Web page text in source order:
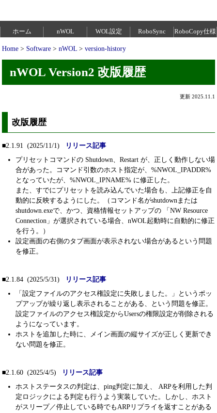
ホーム nWOL WOL設定 RoboSync RoboCopy仕様
Home > Software > nWOL > version-history
nWOL Version2 改版履歴
更新 2025.11.1
改版履歴
■2.1.91 (2025/11/1)
リリース記事
プリセットコマンドの Shutdown、Restart が、正しく動作しない場
合があった。コマンド引数のホスト指定が、%NWOL_IPADDR%
となっていたが、%NWOL_IPNAME% に修正した。
また、すでにプリセットを読み込んでいた場合も、上記修正を自
動的に反映するようにした。（コマンド名がshutdownまたは
shutdown.exeで、かつ、資格情報セットアップの 「NW Resource
Connection」が選択されている場合、nWOL起動時に自動的に修正
を行う。）
設定画面の右側のタブ画面が表示されない場合があるという問題
を修正。
■2.1.84 (2025/5/31)
リリース記事
「設定ファイルのアクセス権設定に失敗しました。」というポッ
プアップが繰り返し表示されることがある、という問題を修正。
設定ファイルのアクセス権設定からUsersの権限設定が削除される
ようになっています。
ホストを追加した時に、メイン画面の縦サイズが正しく更新でき
ない問題を修正。
■2.1.60 (2025/4/5)
リリース記事
ホストステータスの判定は、ping判定に加え、 ARPを利用した判
定ロジックによる判定も行うよう実装していた。しかし、ホスト
がスリープ／停止している時でもARPリプライを返すことがある